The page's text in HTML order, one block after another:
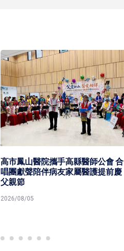
高市鳳山醫院攜手高縣醫師公會 合
唱團獻聲陪伴病友家屬醫護提前慶
父親節
2026/08/05